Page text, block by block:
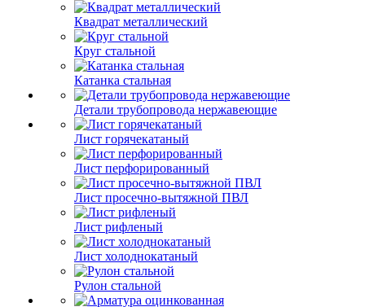
Квадрат металлический
Круг стальной
Катанка стальная
Детали трубопровода нержавеющие
Лист горячекатаный
Лист перфорированный
Лист просечно-вытяжной ПВЛ
Лист рифленый
Лист холоднокатаный
Рулон стальной